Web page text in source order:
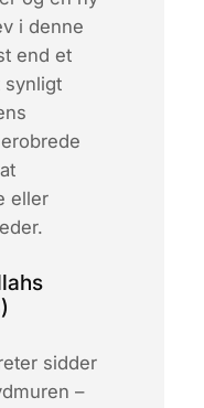
i denne
end et
synligt
eller
sidder
–